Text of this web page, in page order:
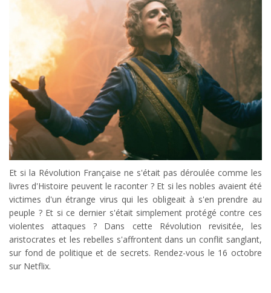
Et si la Révolution Française ne s'était pas déroulée comme les
livres d'Histoire peuvent le raconter ? Et si les nobles avaient été
victimes d'un étrange virus qui les obligeait à s'en prendre au
peuple ? Et si ce dernier s'était simplement protégé contre ces
violentes attaques ? Dans cette Révolution revisitée, les
aristocrates et les rebelles s'affrontent dans un conflit sanglant,
sur fond de politique et de secrets. Rendez-vous le 16 octobre
sur Netflix.